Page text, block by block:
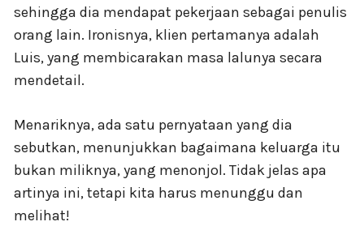
sehingga dia mendapat pekerjaan sebagai penulis
orang lain. Ironisnya, klien pertamanya adalah
Luis, yang membicarakan masa lalunya secara
mendetail.
Menariknya, ada satu pernyataan yang dia
sebutkan, menunjukkan bagaimana keluarga itu
bukan miliknya, yang menonjol. Tidak jelas apa
artinya ini, tetapi kita harus menunggu dan
melihat!